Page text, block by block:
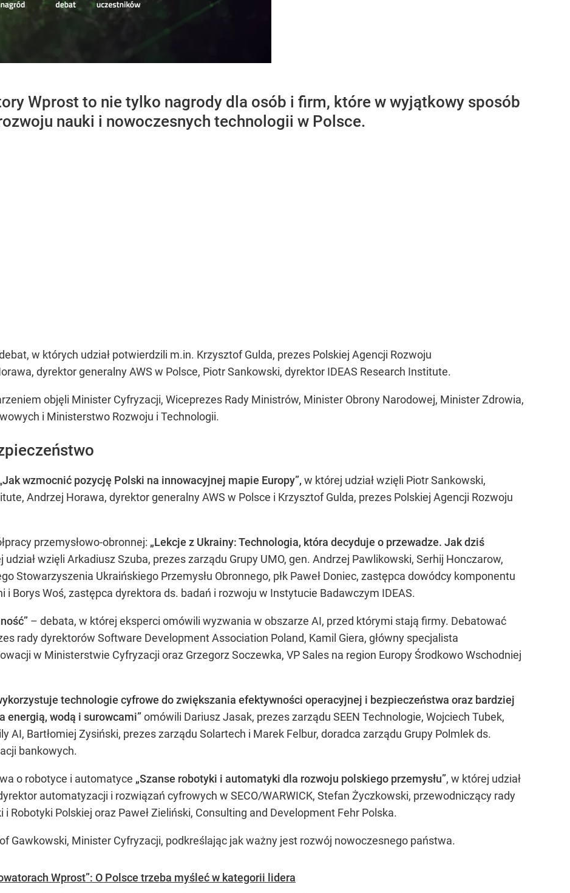
Wprost to nie tylko nagrody dla osób i firm, które w wyjątkowy sposób
nauki i nowoczesnych technologii w Polsce.
w których udział potwierdzili m.in. Krzysztof Gulda, prezes Polskiej Agencji Rozwoju
dyrektor generalny AWS w Polsce, Piotr Sankowski, dyrektor IDEAS Research Institute.
objęli Minister Cyfryzacji, Wiceprezes Rady Ministrów, Minister Obrony Narodowej, Minister Zdrowia,
i Ministerstwo Rozwoju i Technologii.
Jak wzmocnić pozycję Polski na innowacyjnej mapie Europy”, w której udział wzięli Piotr Sankowski,
Andrzej Horawa, dyrektor generalny AWS w Polsce i Krzysztof Gulda, prezes Polskiej Agencji Rozwoju
przemysłowo-obronnej: „Lekcje z Ukrainy: Technologia, która decyduje o przewadze. Jak dziś
udział wzięli Arkadiusz Szuba, prezes zarządu Grupy UMO, gen. Andrzej Pawlikowski, Serhij Honczarow,
Stowarzyszenia Ukraińskiego Przemysłu Obronnego, płk Paweł Doniec, zastępca dowódcy komponentu
i Borys Woś, zastępca dyrektora ds. badań i rozwoju w Instytucie Badawczym IDEAS.
– debata, w której eksperci omówili wyzwania w obszarze AI, przed którymi stają firmy. Debatować
rady dyrektorów Software Development Association Poland, Kamil Giera, główny specjalista
w Ministerstwie Cyfryzacji oraz Grzegorz Soczewka, VP Sales na region Europy Środkowo Wschodniej
technologie cyfrowe do zwiększania efektywności operacyjnej i bezpieczeństwa oraz bardziej
energią, wodą i surowcami”omówili Dariusz Jasak, prezes zarządu SEEN Technologie, Wojciech Tubek,
AI, Bartłomiej Zysiński, prezes zarządu Solartech i Marek Felbur, doradca zarządu Grupy Polmlek ds.
bankowych.
o robotyce i automatyce „Szanse robotyki i automatyki dla rozwoju polskiego przemysłu”, w której udział
automatyzacji i rozwiązań cyfrowych w SECO/WARWICK, Stefan Życzkowski, przewodniczący rady
Robotyki Polskiej oraz Paweł Zieliński, Consulting and Development Fehr Polska.
Gawkowski, Minister Cyfryzacji, podkreślając jak ważny jest rozwój nowoczesnego państwa.
Wprost”: O Polsce trzeba myśleć w kategorii lidera